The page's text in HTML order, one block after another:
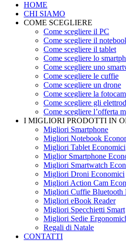
HOME
CHI SIAMO
COME SCEGLIERE
Come scegliere il PC
Come scegliere il
Come scegliere il tablet
Come scegliere lo
Come scegliere uno
Come scegliere le cuffie
Come scegliere un drone
Come scegliere la
Come scegliere gli
Come scegliere l’offerta
I MIGLIORI PRODOTTI IN
Migliori Smartphone
Migliori Notebook
Migliori Tablet Economici
Miglior Smartphone
Migliori Smartwatch
Migliori Droni Economici
Migliori Action Cam
Migliori Cuffie Bluetooth
Migliori eBook Reader
Migliori Specchietti Smart
Migliori Sedie
Regali di Natale
CONTATTI